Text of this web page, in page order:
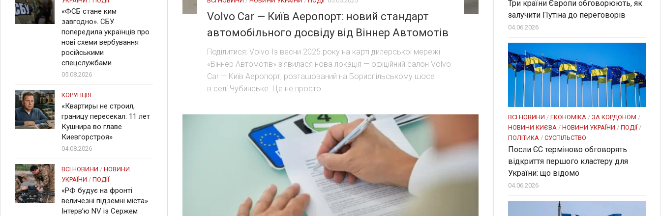
Volvo Car — Київ Аеропорт: новий стандарт
автомобільного досвіду від Віннер Автомотів
Поділитися: Volvo Із весни 2025 року на карті дилерської мережі
«Віннер Автомотів» з’явилася нова локація — офіційний салон Volvo
Car — Київ Аеропорт, розташований на Бориспільському шосе
в селі Чубинське. Це не просто...
«ФСБ стане ким
завгодно». СБУ
попередила українців про
нові схеми вербування
російськими
спецслужбами
05.08.2026
КОРУПЦІЯ
«Квартиры не строил,
границу пересекал: 11 лет
Кушнира во главе
Киевгорстроя»
04.08.2026
ВСІ НОВИНИ / НОВИНИ
УКРАЇНИ / ПОДІЇ
«РФ будує на фронті
величезні підземні міста».
Інтерв’ю NV із Сержем
Три країни Європи обговорюють, як
залучити Путіна до переговорів
04.06.2026
ВСІ НОВИНИ / ЕКОНОМІКА / ЗА КОРДОНОМ /
НОВИНИ КИЄВА / НОВИНИ УКРАЇНИ / ПОДІЇ /
ПОЛІТИКА / СУСПІЛЬСТВО
Посли ЄC терміново обговорять
відкриття першого кластеру для
України: що відомо
04.06.2026